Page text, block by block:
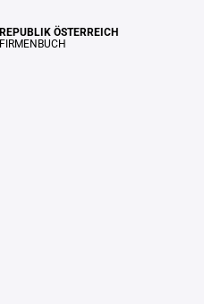
REPUBLIK ÖSTERREICH
FIRMENBUCH